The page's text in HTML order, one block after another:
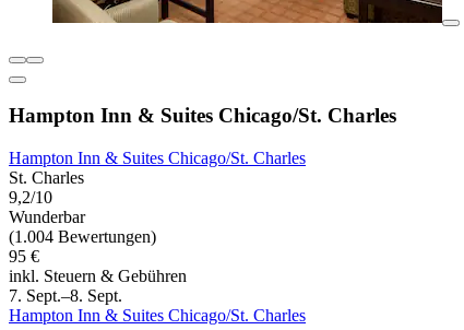
Hampton Inn & Suites Chicago/St. Charles
Hampton Inn & Suites Chicago/St. Charles
St. Charles
9,2/10
Wunderbar
(1.004 Bewertungen)
95 €
inkl. Steuern & Gebühren
7. Sept.–8. Sept.
Hampton Inn & Suites Chicago/St. Charles